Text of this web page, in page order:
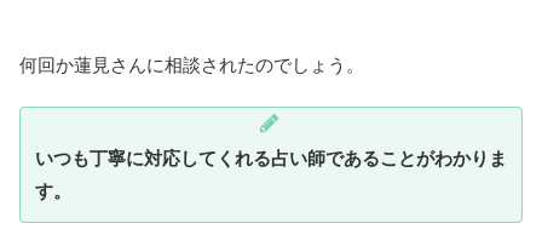
何回か蓮見さんに相談されたのでしょう。
いつも丁寧に対応してくれる占い師であることがわかりま
す。